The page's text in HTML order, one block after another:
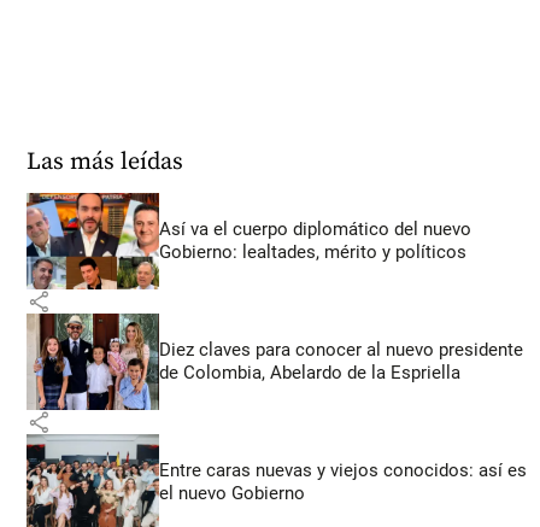
Las más leídas
Así va el cuerpo diplomático del nuevo
Gobierno: lealtades, mérito y políticos
share
Diez claves para conocer al nuevo presidente
de Colombia, Abelardo de la Espriella
share
Entre caras nuevas y viejos conocidos: así es
el nuevo Gobierno